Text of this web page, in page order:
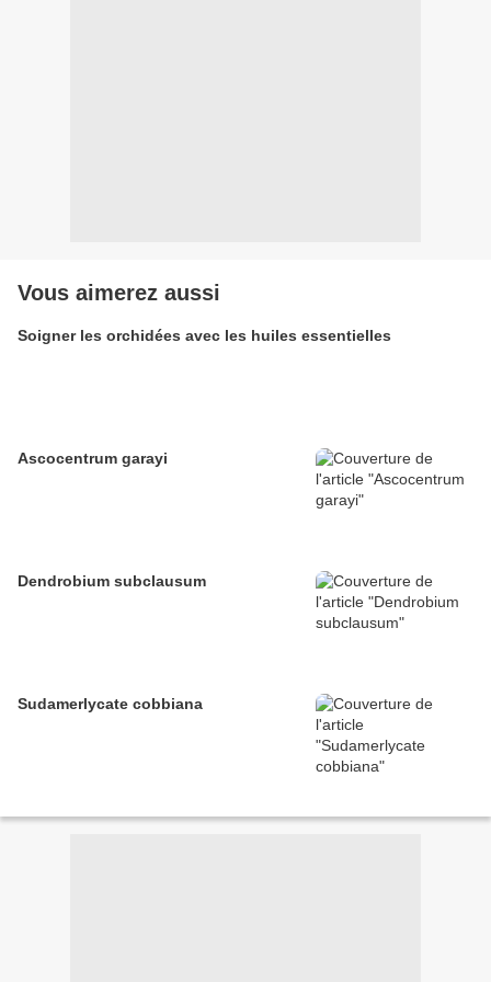
Vous aimerez aussi
Soigner les orchidées avec les huiles essentielles
Ascocentrum garayi
Dendrobium subclausum
Sudamerlycate cobbiana